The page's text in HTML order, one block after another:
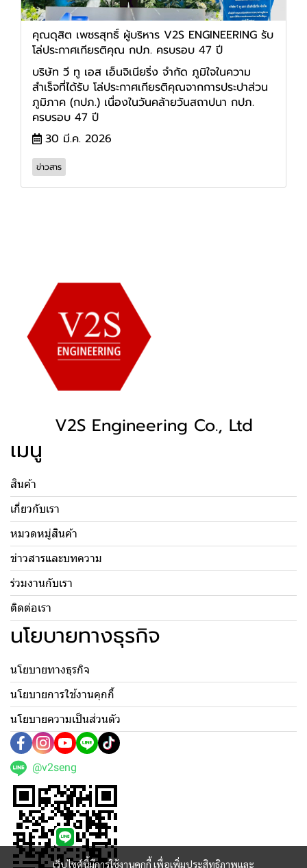
คุณดุสิต เพชรสุทธิ์ ผู้บริหาร V2S ENGINEERING รับ
โล่ประกาศเกียรติคุณ กปภ. ครบรอบ 47 ปี
บริษัท วี ทู เอส เอ็นจิเนียริ่ง จำกัด ภูมิใจในความ
สำเร็จที่ได้รับ โล่ประกาศเกียรติคุณจากการประปาส่วน
ภูมิภาค (กปภ.) เนื่องในวันคล้ายวันสถาปนา กปภ.
ครบรอบ 47 ปี
30 มี.ค. 2026
ข่าวสาร
เว็บไซต์นี้มีการใช้งานคุกกี้ เพื่อเพิ่มประสิทธิภาพและ
V2S Engineering Co., Ltd
เมนู
สินค้า
เกี่ยวกับเรา
หมวดหมู่สินค้า
ข่าวสารและบทความ
ร่วมงานกับเรา
ติดต่อเรา
นโยบายทางธุรกิจ
นโยบายทางธุรกิจ
นโยบายการใช้งานคุกกี้
นโยบายความเป็นส่วนตัว
@v2seng